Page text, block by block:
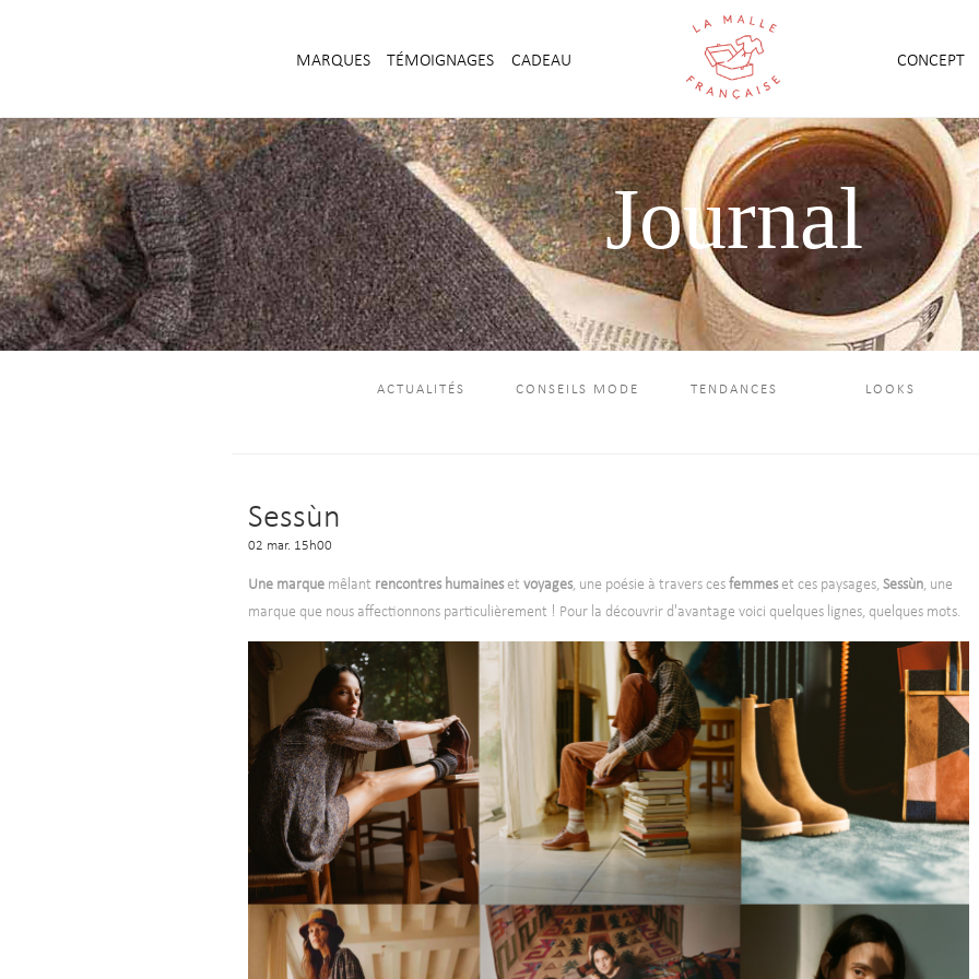
MARQUES TÉMOIGNAGES CADEAU CONCEPT
Journal
ACTUALITÉS CONSEILS MODE TENDANCES LOOKS
Sessùn
02 mar. 15h00
Une marque mêlant rencontres humaineset voyages, une poésie à travers ces femmeset ces paysages, Sessùn, une
marque que nous affectionnons particulièrement ! Pour la découvrir d'avantage voici quelques lignes, quelques mots.